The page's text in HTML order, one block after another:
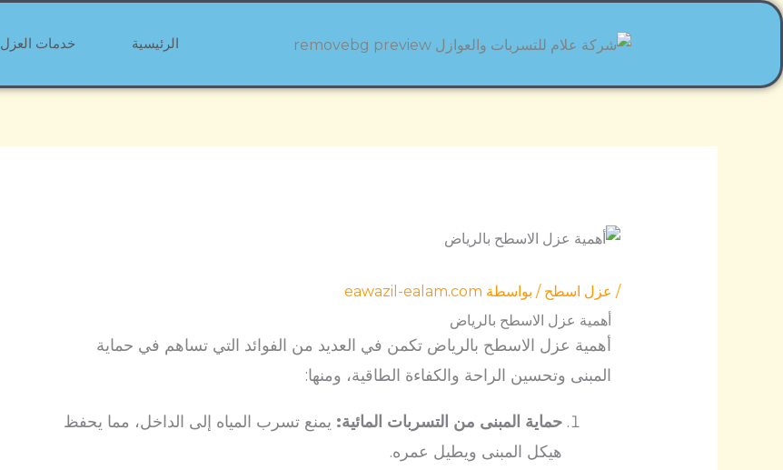
تخطي
المحتوى
الرئيسية خدمات العزل
/ عزل اسطح / بواسطة eawazil-ealam.com
أهمية عزل الاسطح بالرياض
أهمية عزل الاسطح بالرياض تكمن في العديد من الفوائد التي تساهم في حماية
المبنى وتحسين الراحة والكفاءة الطاقية، ومنها:
حماية المبنى من التسربات المائية: يمنع تسرب المياه إلى الداخل، مما يحفظ
هيكل المبنى ويطيل عمره.